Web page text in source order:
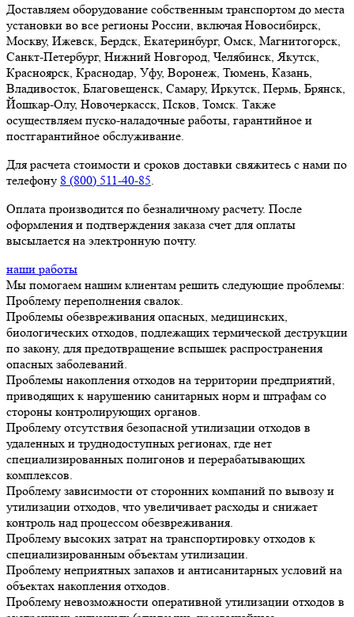
Доставляем оборудование собственным транспортом до места
установки во все регионы России, включая Новосибирск,
Москву, Ижевск, Бердск, Екатеринбург, Омск, Магнитогорск,
Санкт-Петербург, Нижний Новгород, Челябинск, Якутск,
Красноярск, Краснодар, Уфу, Воронеж, Тюмень, Казань,
Владивосток, Благовещенск, Самару, Иркутск, Пермь, Брянск,
Йошкар-Олу, Новочеркасск, Псков, Томск. Также
осуществляем пуско-наладочные работы, гарантийное и
постгарантийное обслуживание.
Для расчета стоимости и сроков доставки свяжитесь с нами по
телефону 8 (800) 511-40-85
Оплата производится по безналичному расчету. После
оформления и подтверждения заказа счет для оплаты
высылается на электронную почту.
наши работы
Мы помогаем нашим клиентам решить следующие проблемы:
Проблему переполнения свалок.
Проблемы обезвреживания опасных, медицинских,
биологических отходов, подлежащих термической деструкции
по закону, для предотвращение вспышек распространения
опасных заболеваний.
Проблемы накопления отходов на территории предприятий,
приводящих к нарушению санитарных норм и штрафам со
стороны контролирующих органов.
Проблему отсутствия безопасной утилизации отходов в
удаленных и труднодоступных регионах, где нет
специализированных полигонов и перерабатывающих
комплексов.
Проблему зависимости от сторонних компаний по вывозу и
утилизации отходов, что увеличивает расходы и снижает
контроль над процессом обезвреживания.
Проблему высоких затрат на транспортировку отходов к
специализированным объектам утилизации.
Проблему неприятных запахов и антисанитарных условий на
объектах накопления отходов.
Проблему невозможности оперативной утилизации отходов в